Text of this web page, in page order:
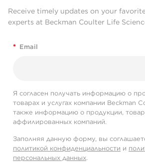
Receive timely updates on your
experts at Beckman Coulter Life
* Email
Я согласен получать информацию о
товарах и услугах компании Beckman
также информацию о продукции,
аффилированных компаний.
Заполняя данную форму, вы
политикой конфиденциальности и
персональных данных.